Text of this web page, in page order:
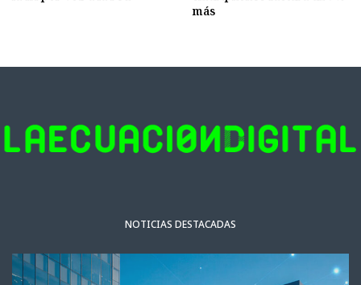
más
NOTICIAS DESTACADAS